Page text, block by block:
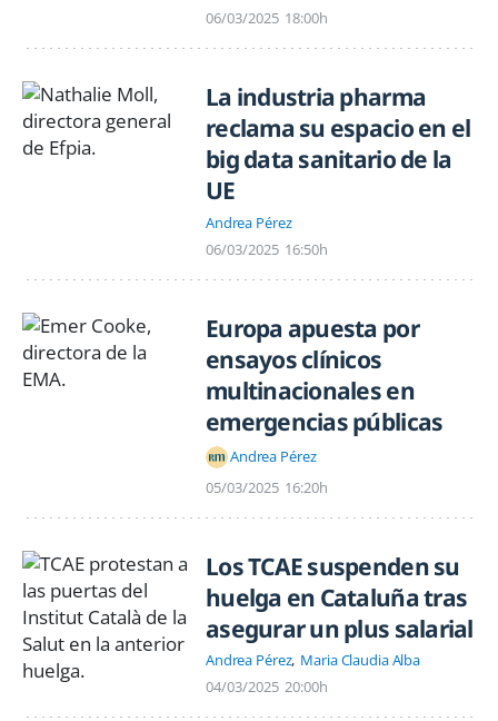
06/03/2025 18:00h
La industria pharma
reclama su espacio en el
big data sanitario de la
UE
Andrea Pérez
06/03/2025 16:50h
Europa apuesta por
ensayos clínicos
multinacionales en
emergencias públicas
Andrea Pérez
05/03/2025 16:20h
Los TCAE suspenden su
huelga en Cataluña tras
asegurar un plus salarial
Andrea Pérez Maria Claudia Alba
04/03/2025 20:00h